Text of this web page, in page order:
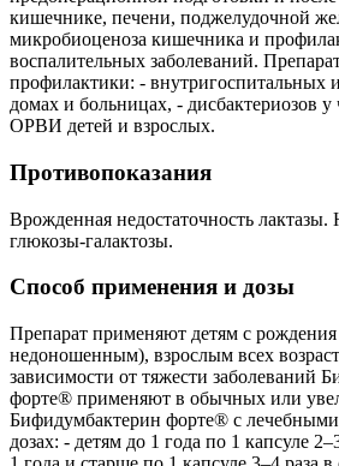
кишечнике, печени, поджелудочной
микробиоценоза кишечника и
воспалительных заболеваний.
профилактики: - внутригоспитальных
домах и больницах, - дисбактериозов
ОРВИ детей и взрослых.
Противопоказания
Врожденная недостаточность
глюкозы-галактозы.
Способ применения и дозы
Препарат применяют детям с
недоношенным), взрослым всех
зависимости от тяжести заболеваний
форте® применяют в обычных или
Бифидумбактерин форте® с
дозах: - детям до 1 года по 1 капсуле